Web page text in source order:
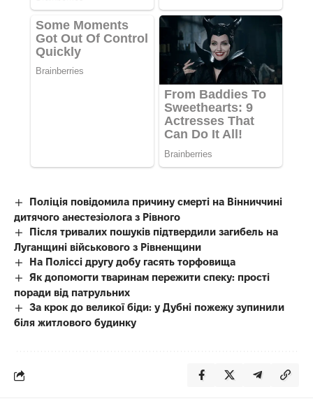
Поліція повідомила причину смерті на Вінниччині
дитячого анестезіолога з Рівного
Після тривалих пошуків підтвердили загибель на
Луганщині військового з Рівненщини
На Поліссі другу добу гасять торфовища
Як допомогти тваринам пережити спеку: прості
поради від патрульних
За крок до великої біди: у Дубні пожежу зупинили
біля житлового будинку